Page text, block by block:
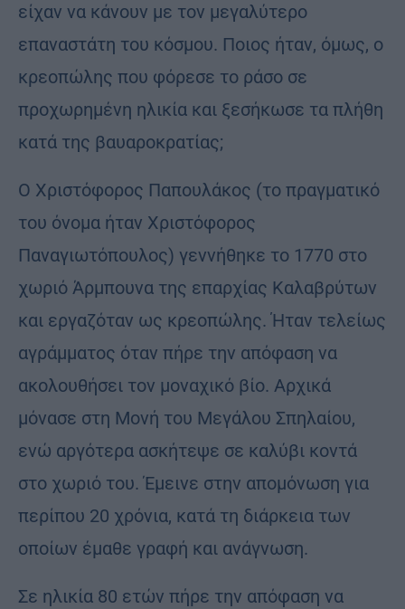
είχαν να κάνουν με τον μεγαλύτερο
επαναστάτη του κόσμου. Ποιος ήταν, όμως, ο
κρεοπώλης που φόρεσε το ράσο σε
προχωρημένη ηλικία και ξεσήκωσε τα πλήθη
κατά της βαυαροκρατίας;
Ο Χριστόφορος Παπουλάκος (το πραγματικό
του όνομα ήταν Χριστόφορος
Παναγιωτόπουλος) γεννήθηκε το 1770 στο
χωριό Άρμπουνα της επαρχίας Καλαβρύτων
και εργαζόταν ως κρεοπώλης. Ήταν τελείως
αγράμματος όταν πήρε την απόφαση να
ακολουθήσει τον μοναχικό βίο. Αρχικά
μόνασε στη Μονή του Μεγάλου Σπηλαίου,
ενώ αργότερα ασκήτεψε σε καλύβι κοντά
στο χωριό του. Έμεινε στην απομόνωση για
περίπου 20 χρόνια, κατά τη διάρκεια των
οποίων έμαθε γραφή και ανάγνωση.
Σε ηλικία 80 ετών πήρε την απόφαση να